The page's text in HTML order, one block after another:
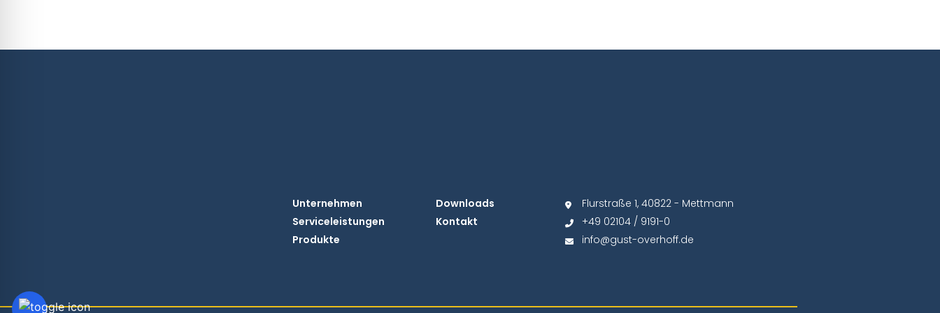
Unternehmen
Serviceleistungen
Produkte
Downloads
Kontakt
Flurstraße 1, 40822 - Mettmann
+49 02104 / 9191-0
info@gust-overhoff.de